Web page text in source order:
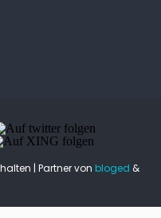
| Partner von bloged &